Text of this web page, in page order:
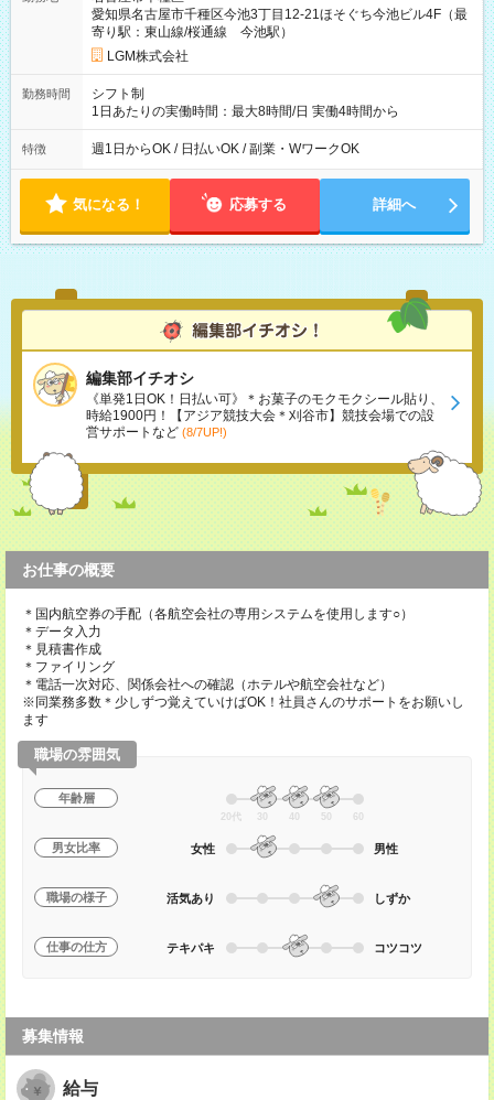
愛知県名古屋市千種区今池3丁目12-21ほそぐち今池ビル4F（最
寄り駅：東山線/桜通線 今池駅）
LGM株式会社
勤務時間
シフト制
1日あたりの実働時間：最大8時間/日 実働4時間から
特徴 週1日からOK / 日払いOK / 副業・WワークOK
気になる！ 応募する 詳細へ
編集部イチオシ
《単発1日OK！日払い可》＊お菓子のモクモクシール貼り、
時給1900円！【アジア競技大会＊刈谷市】競技会場での設
営サポートなど (8/7UP!)
お仕事の概要
＊国内航空券の手配（各航空会社の専用システムを使用します○）
＊データ入力
＊見積書作成
＊ファイリング
＊電話一次対応、関係会社への確認（ホテルや航空会社など）
※同業務多数＊少しずつ覚えていけばOK！社員さんのサポートをお願いし
ます
職場の雰囲気
年齢層
20代 30 40 50 60
男女比率 女性 男性
職場の様子 活気あり しずか
仕事の仕方 テキパキ コツコツ
募集情報
給与